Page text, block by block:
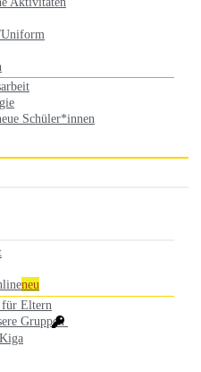
Schüler*innen
neu
Eltern
Gruppen